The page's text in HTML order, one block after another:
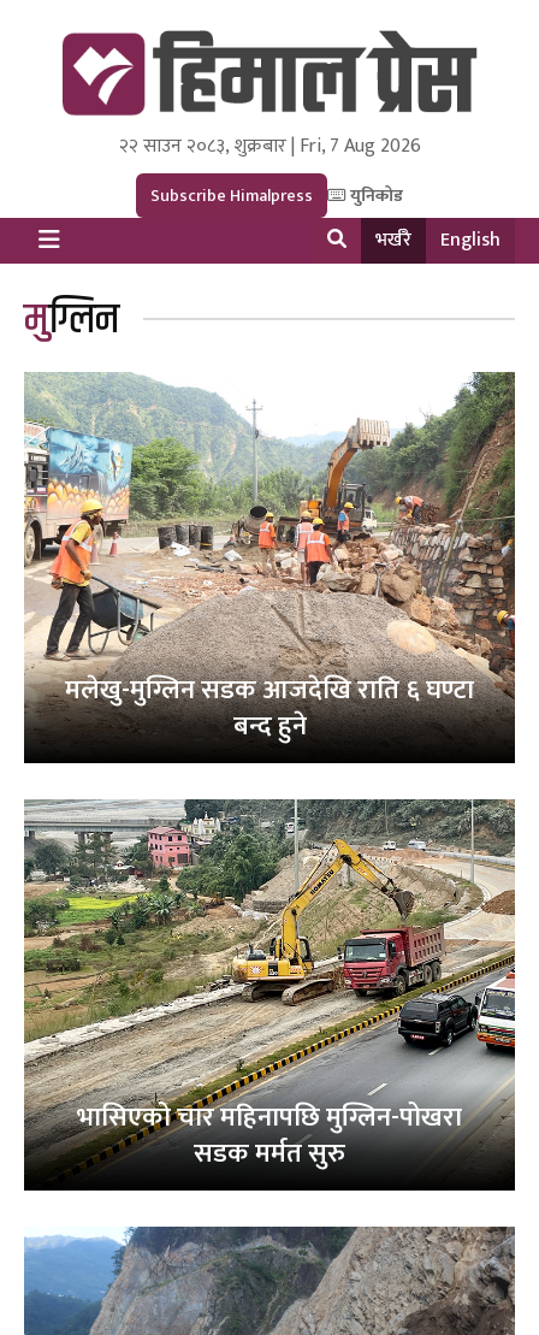
Himal Press
Dot NewsyNepal Media and Research Pvt Ltd.
२२ साउन २०८३, शुक्रबार | Fri, 7 Aug 2026
Subscribe Himalpress युनिकोड
भर्खरै English
मुग्लिन
मलेखु-मुग्लिन सडक आजदेखि राति ६ घण्टा
बन्द हुने
भासिएको चार महिनापछि मुग्लिन-पोखरा
सडक मर्मत सुरु